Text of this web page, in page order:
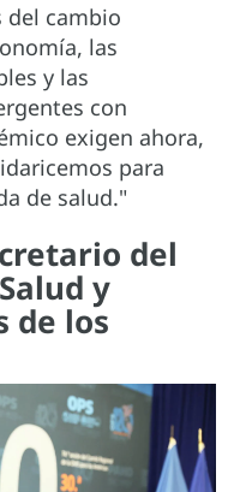
del cambio
las
y las
con
exigen ahora,
para
de salud."
del
y
de los